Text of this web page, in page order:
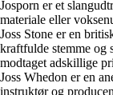
Josporn er et
materiale eller
Joss Stone er en
kraftfulde stemme og
modtaget adskillige
Joss Whedon er en
instruktør og